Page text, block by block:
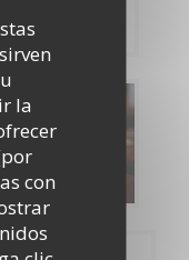
la
con